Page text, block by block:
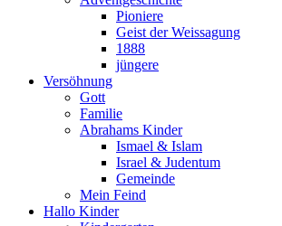
Pioniere
Geist der Weissagung
1888
jüngere
Versöhnung
Gott
Familie
Abrahams Kinder
Ismael & Islam
Israel & Judentum
Gemeinde
Mein Feind
Hallo Kinder